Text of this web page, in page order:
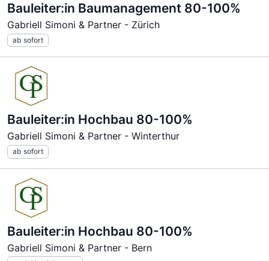
Bauleiter:in Baumanagement 80-100%
Gabriell Simoni & Partner - Zürich
ab sofort
Bauleiter:in Hochbau 80-100%
Gabriell Simoni & Partner - Winterthur
ab sofort
Bauleiter:in Hochbau 80-100%
Gabriell Simoni & Partner - Bern